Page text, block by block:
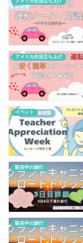
アメリカ生活立ち上げ
アメリカ生活立ち上げ
イベント
駐在中の旅行
駐在中の旅行